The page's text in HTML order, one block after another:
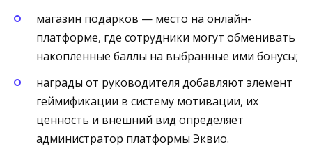
магазин подарков — место на онлайн-
платформе, где сотрудники могут обменивать
накопленные баллы на выбранные ими бонусы;
награды от руководителя добавляют элемент
геймификации в систему мотивации, их
ценность и внешний вид определяет
администратор платформы Эквио.